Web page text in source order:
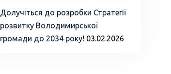
Долучіться до розробки Стратегії
розвитку Володимирської
громади до 2034 року! 03.02.2026